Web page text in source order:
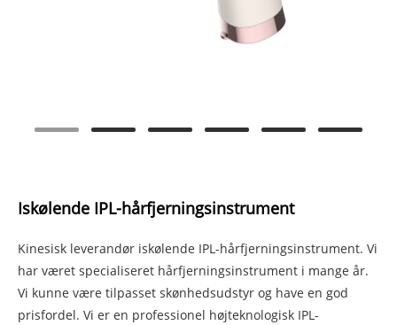
Iskølende IPL-hårfjerningsinstrument
Kinesisk leverandør iskølende IPL-hårfjerningsinstrument. Vi
har været specialiseret hårfjerningsinstrument i mange år.
Vi kunne være tilpasset skønhedsudstyr og have en god
prisfordel. Vi er en professionel højteknologisk IPL-